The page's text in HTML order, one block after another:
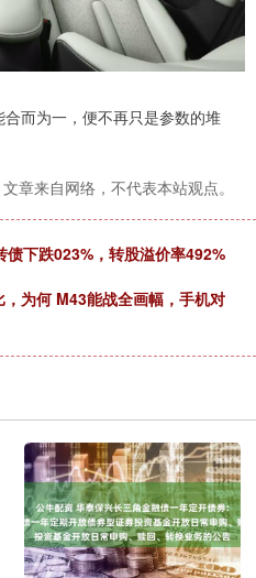
而为一，便不再只是参数的堆
章来自网络，不代表本站观点。
债下跌023%，转股溢价率492%
为何 M43能战全画幅，手机对